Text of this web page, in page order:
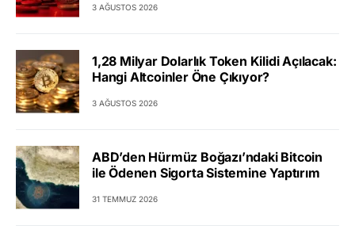
3 AĞUSTOS 2026
1,28 Milyar Dolarlık Token Kilidi Açılacak:
Hangi Altcoinler Öne Çıkıyor?
3 AĞUSTOS 2026
ABD’den Hürmüz Boğazı’ndaki Bitcoin
ile Ödenen Sigorta Sistemine Yaptırım
31 TEMMUZ 2026